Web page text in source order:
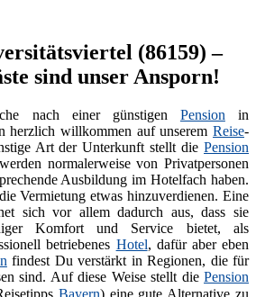
(86159) –
sind unser Ansporn!
nach einer günstigen Pension in
herzlich willkommen auf unserem Reise-
Art der Unterkunft stellt die Pension
normalerweise von Privatpersonen
Ausbildung im Hotelfach haben.
Vermietung etwas hinzuverdienen. Eine
sich vor allem dadurch aus, dass sie
Komfort und Service bietet, als
betriebenes Hotel, dafür aber eben
findest Du verstärkt in Regionen, die für
sind. Auf diese Weise stellt die Pension
Bayern) eine gute Alternative zu